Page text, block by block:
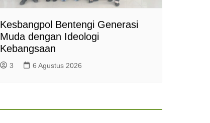
Kesbangpol Bentengi Generasi
Muda dengan Ideologi
Kebangsaan
3 6 Agustus 2026